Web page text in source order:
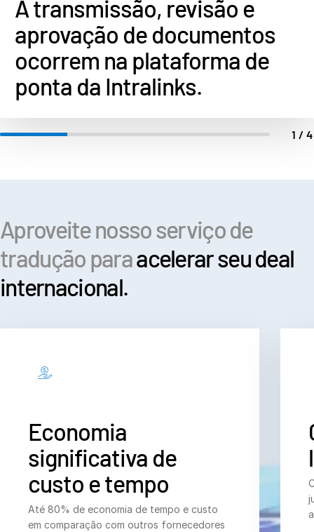
A transmissão, revisão e
aprovação de documentos
ocorrem na plataforma de
ponta da Intralinks.
1/
Aproveite nosso serviço de
tradução paraacelerar seu deal
internacional.
Economia
significativa de
custo e tempo
Até 80% de economia de tempo e custo
em comparação com outros fornecedores